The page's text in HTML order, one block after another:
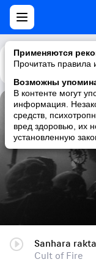
Применяются
Прочитать
Возможны
В контенте могут
информация.
средств,
вред здоровью, их
установленную
Каталог
Sanhara rakta
Cult of Fire
Sanhara
Cult of Fire